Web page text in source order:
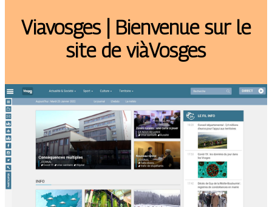
Viavosges | Bienvenue sur le
site de viàVosges